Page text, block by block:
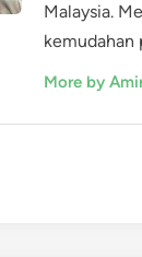
Malaysia.
kemudahan
More by